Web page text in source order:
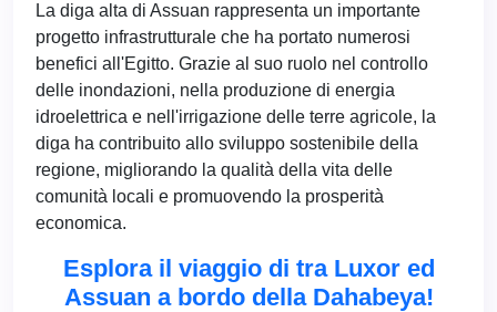
La diga alta di Assuan rappresenta un importante
progetto infrastrutturale che ha portato numerosi
benefici all'Egitto. Grazie al suo ruolo nel controllo
delle inondazioni, nella produzione di energia
idroelettrica e nell'irrigazione delle terre agricole, la
diga ha contribuito allo sviluppo sostenibile della
regione, migliorando la qualità della vita delle
comunità locali e promuovendo la prosperità
economica.
Esplora il viaggio di tra Luxor ed
Assuan a bordo della Dahabeya!